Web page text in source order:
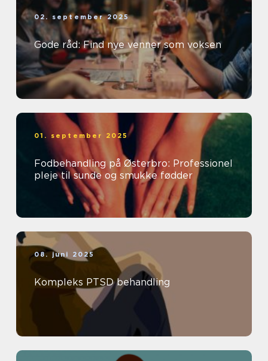
02. september 2025
Gode råd: Find nye venner som voksen
01. september 2025
Fodbehandling på Østerbro: Professionel
pleje til sunde og smukke fødder
08. juni 2025
Kompleks PTSD behandling